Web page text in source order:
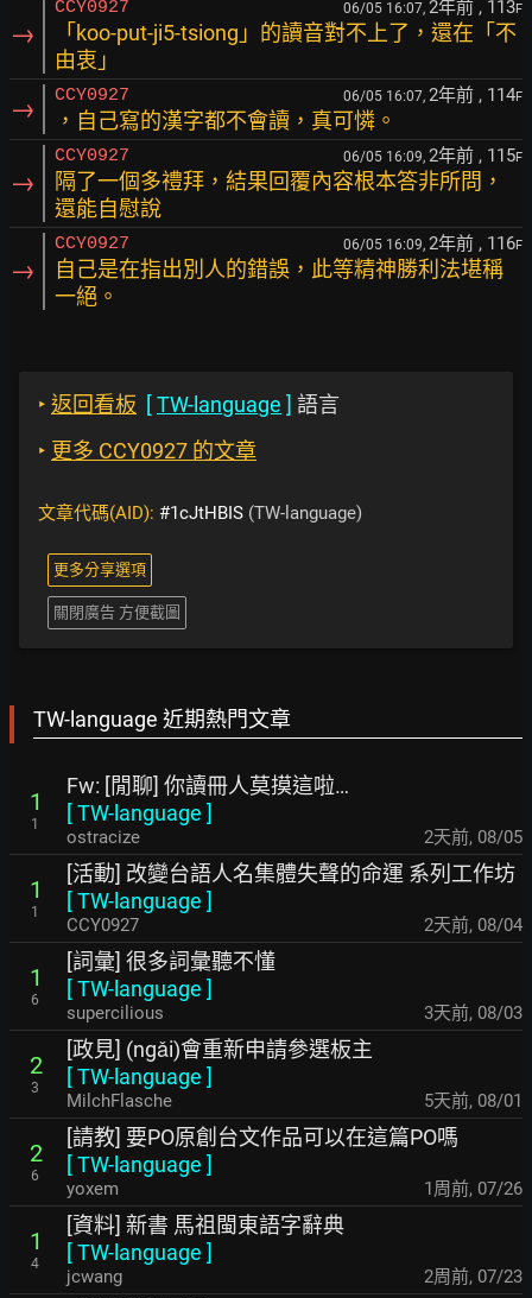
→
CCY0927 06/05 16:07, 2年前 , 113F
「koo-put-ji5-tsiong」的讀音對不上了，還在「不
由衷」
→ CCY0927 06/05 16:07, 2年前 , 114F
，自己寫的漢字都不會讀，真可憐。
→
CCY0927 06/05 16:09, 2年前 , 115F
隔了一個多禮拜，結果回覆內容根本答非所問，
還能自慰說
→
CCY0927 06/05 16:09, 2年前 , 116F
自己是在指出別人的錯誤，此等精神勝利法堪稱
一絕。
‣ 返回看板 [TW-language ] 語言
‣ 更多 CCY0927 的文章
文章代碼(AID): #1cJtHBIS (TW-language)
更多分享選項
關閉廣告 方便截圖
TW-language 近期熱門文章
1
1
Fw: [閒聊] 你讀冊人莫摸這啦…
[TW-language ]
ostracize 2天前, 08/05
1
1
[活動] 改變台語人名集體失聲的命運 系列工作坊
[TW-language ]
CCY0927 2天前, 08/04
1
6
[詞彙] 很多詞彙聽不懂
[TW-language ]
supercilious 3天前, 08/03
2
3
[政見] (ngǎi)會重新申請參選板主
[TW-language ]
MilchFlasche 5天前, 08/01
2
6
[請教] 要PO原創台文作品可以在這篇PO嗎
[TW-language ]
yoxem 1周前, 07/26
1
4
[資料] 新書 馬祖閩東語字辭典
[TW-language ]
jcwang 2周前, 07/23